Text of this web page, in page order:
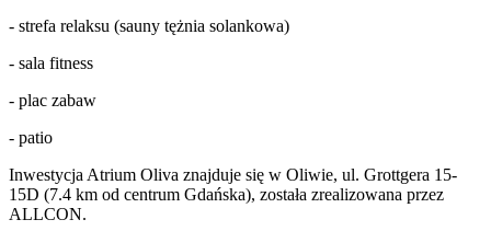
- strefa relaksu (sauny tężnia solankowa)
- sala fitness
- plac zabaw
- patio
Inwestycja Atrium Oliva znajduje się w Oliwie, ul. Grottgera 15-
15D (7.4 km od centrum Gdańska), została zrealizowana przez
ALLCON.